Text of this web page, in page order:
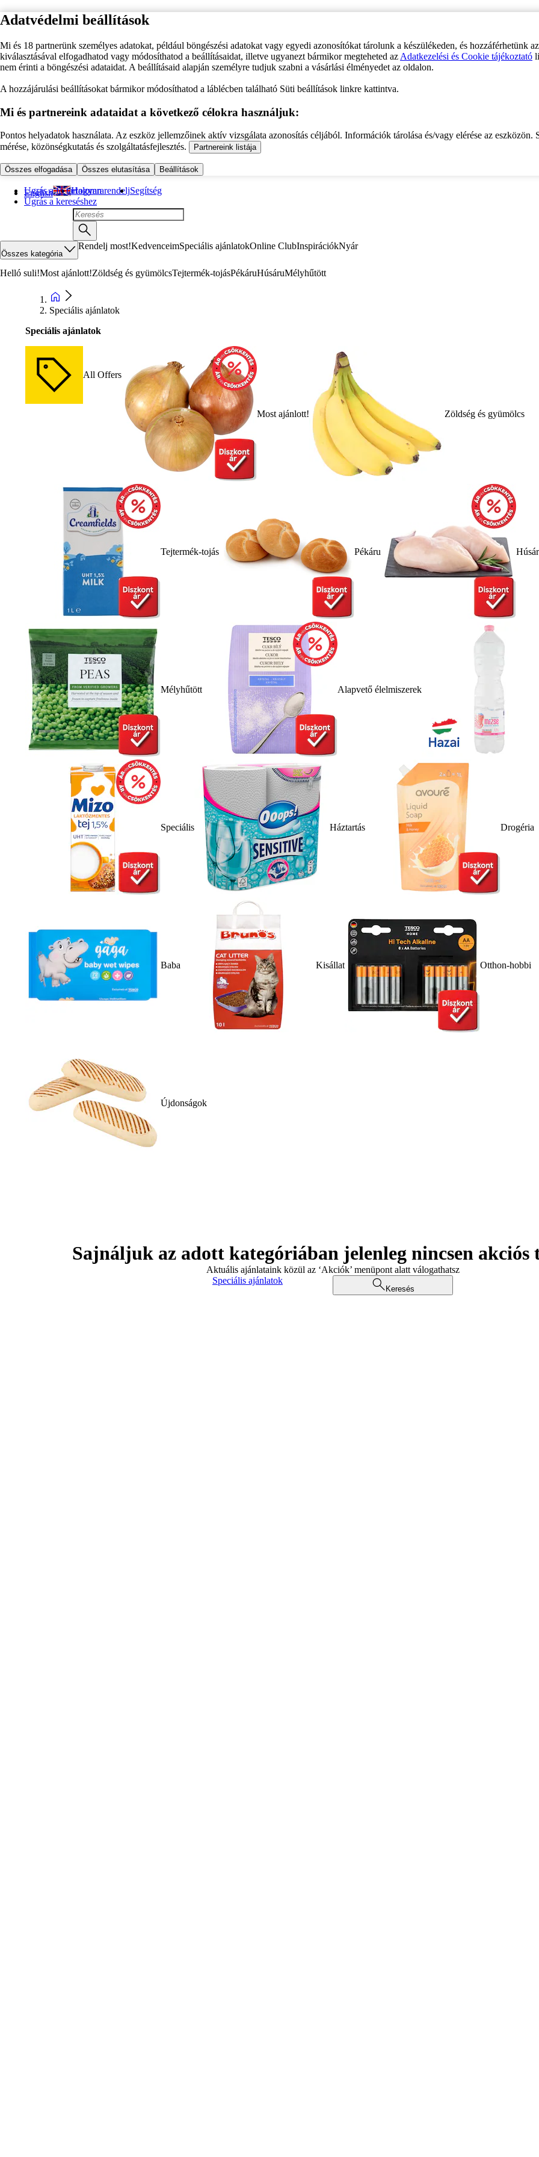
Adatvédelmi beállítások
Mi és 18 partnerünk személyes adatokat, például böngészési adatokat vagy egyedi azonosítókat tárolunk a készülékeden, és hozzáférhetünk
kiválasztásával elfogadhatod vagy módosíthatod a beállításaidat, illetve ugyanezt bármikor megteheted az Adatkezelési és Cookie tájékoztató
nem érinti a böngészési adataidat. A beállításaid alapján személyre tudjuk szabni a vásárlási élményedet az oldalon.
A hozzájárulási beállításokat bármikor módosíthatod a láblécben található Süti beállítások linkre kattintva.
Mi és partnereink adataidat a következő célokra használjuk:
Pontos helyadatok használata. Az eszköz jellemzőinek aktív vizsgálata azonosítás céljából. Információk tárolása és/vagy elérése az eszközön.
mérése, közönségkutatás és szolgáltatásfejlesztés.
Partnereink listája
Összes elfogadása Összes elutasítása Beállítások
Ugrás a fő tartalomra
Ugrás a kereséshez
English Hogyan rendeljSegítség
Összes kategória
Rendelj most!KedvenceimSpeciális ajánlatokOnline ClubInspirációkNyár
Helló suli!Most ajánlott!Zöldség és gyümölcsTejtermék-tojásPékáruHúsáruMélyhűtött
Speciális ajánlatok
Speciális ajánlatok
All Offers
Most ajánlott! Zöldség és gyümölcs
Tejtermék-tojás Pékáru
Mélyhűtött Alapvető élelmiszerek
Speciális Háztartás Drogéria
Baba Kisállat Otthon-hobbi
Újdonságok
Sajnáljuk az adott kategóriában jelenleg nincsen akciós
Aktuális ajánlataink közül az ‘Akciók’ menüpont alatt válogathatsz
Speciális ajánlatok
Keresés